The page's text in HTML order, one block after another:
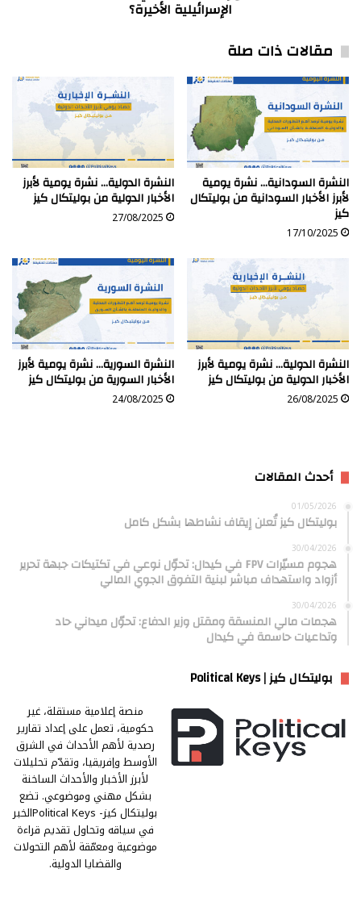
ستستمر
بالوجود
في
سوريا
بعد
الضربات
الإسرائيلية
الأخيرة؟
الإسرائيلية الأخيرة؟
مقالات ذات صلة
النشرة السودانية… نشرة يومية
لأبرز الأخبار السودانية من بوليتكال
كيز
17/10/2025
النشرة الدولية… نشرة يومية لأبرز
الأخبار الدولية من بوليتكال كيز
27/08/2025
النشرة الدولية… نشرة يومية لأبرز
الأخبار الدولية من بوليتكال كيز
26/08/2025
النشرة السورية… نشرة يومية لأبرز
الأخبار السورية من بوليتكال كيز
24/08/2025
أحدث المقالات
01/05/2026
بوليتكال كيز تُعلن إيقاف نشاطها بشكل كامل
30/04/2026
هجوم مسيّرات FPV في كيدال: تحوّل نوعي في تكتيكات جبهة تحرير
أزواد واستهداف مباشر لبنية التفوق الجوي المالي
30/04/2026
هجمات مالي المنسقة ومقتل وزير الدفاع: تحوّل ميداني حاد
وتداعيات حاسمة في كيدال
بوليتكال كيز | Political Keys
منصة إعلامية مستقلة، غير
حكومية، تعمل على إعداد تقارير
رصدية لأهم الأحداث في الشرق
الأوسط وإفريقيا، وتقدّم تحليلات
لأبرز الأخبار والأحداث الساخنة
بشكل مهني وموضوعي. تضع
بوليتكال كيز- Political Keysالخبر
في سياقه وتحاول تقديم قراءة
موضوعية ومعمّقة لأهم التحولات
والقضايا الدولية.